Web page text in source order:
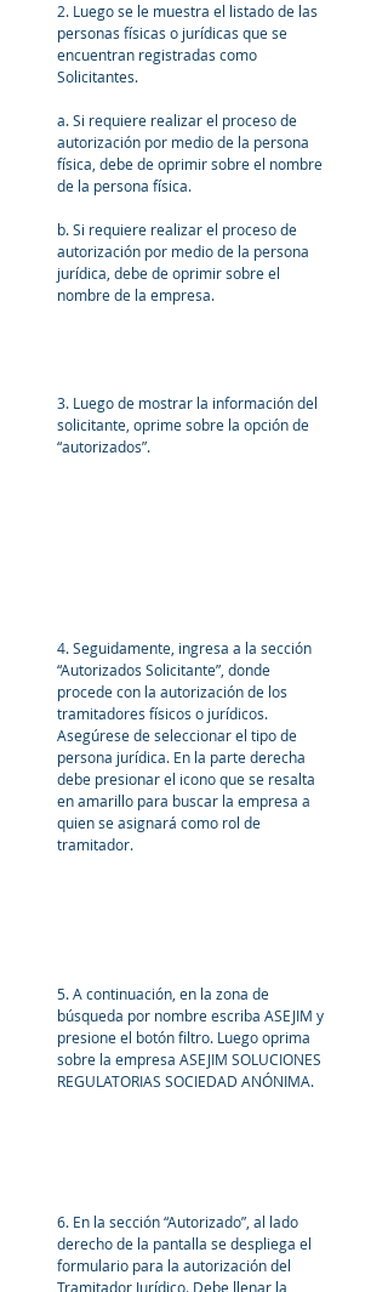
2. Luego se le muestra el listado de las
personas físicas o jurídicas que se
encuentran registradas como
Solicitantes.
a. Si requiere realizar el proceso de
autorización por medio de la persona
física, debe de oprimir sobre el nombre
de la persona física.
b. Si requiere realizar el proceso de
autorización por medio de la persona
jurídica, debe de oprimir sobre el
nombre de la empresa.
3. Luego de mostrar la información del
solicitante, oprime sobre la opción de
“autorizados”.
4. Seguidamente, ingresa a la sección
“Autorizados Solicitante”, donde
procede con la autorización de los
tramitadores físicos o jurídicos.
Asegúrese de seleccionar el tipo de
persona jurídica. En la parte derecha
debe presionar el icono que se resalta
en amarillo para buscar la empresa a
quien se asignará como rol de
tramitador.
5. A continuación, en la zona de
búsqueda por nombre escriba ASEJIM y
presione el botón filtro. Luego oprima
sobre la empresa ASEJIM SOLUCIONES
REGULATORIAS SOCIEDAD ANÓNIMA.
6. En la sección “Autorizado”, al lado
derecho de la pantalla se despliega el
formulario para la autorización del
Tramitador Jurídico. Debe llenar la